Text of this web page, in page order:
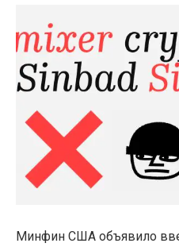
Минфин США объявило